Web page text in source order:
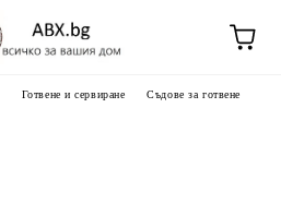
Готвене и сервиране
Съдове за готвене